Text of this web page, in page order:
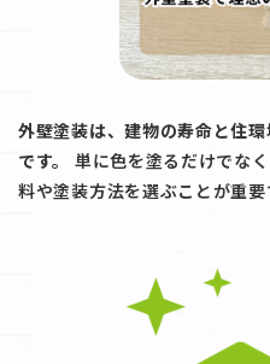
外壁塗装は、建物の寿命と住
です。
単に色を塗るだけでな
料や塗装方法を選ぶことが重要